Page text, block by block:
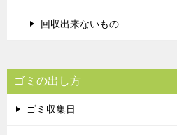
回収出来ないもの
ゴミの出し方
ゴミ収集日